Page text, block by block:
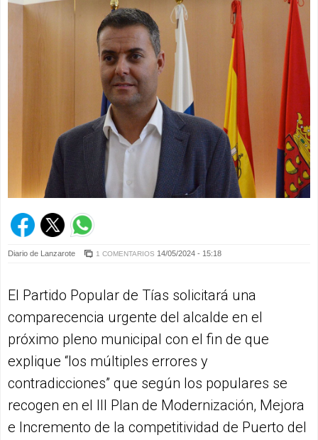
Diario de Lanzarote 1 COMENTARIOS 14/05/2024 - 15:18
El Partido Popular de Tías solicitará una
comparecencia urgente del alcalde en el
próximo pleno municipal con el fin de que
explique “los múltiples errores y
contradicciones” que según los populares se
recogen en el III Plan de Modernización, Mejora
e Incremento de la competitividad de Puerto del